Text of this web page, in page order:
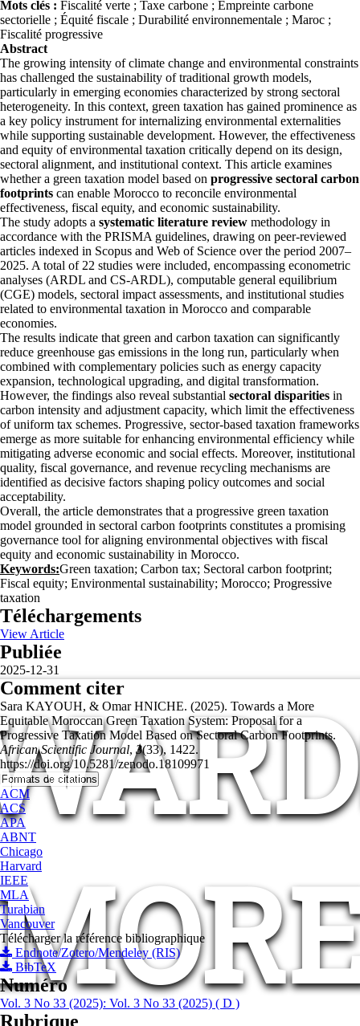
Mots clés : Fiscalité verte ; Taxe carbone ; Empreinte carbone
sectorielle ; Équité fiscale ; Durabilité environnementale ; Maroc ;
Fiscalité progressive
Abstract
The growing intensity of climate change and environmental constraints
has challenged the sustainability of traditional growth models,
particularly in emerging economies characterized by strong sectoral
heterogeneity. In this context, green taxation has gained prominence as
a key policy instrument for internalizing environmental externalities
while supporting sustainable development. However, the effectiveness
and equity of environmental taxation critically depend on its design,
sectoral alignment, and institutional context. This article examines
whether a green taxation model based on progressive sectoral carbon
footprints can enable Morocco to reconcile environmental
effectiveness, fiscal equity, and economic sustainability.
The study adopts a systematic literature review methodology in
accordance with the PRISMA guidelines, drawing on peer-reviewed
articles indexed in Scopus and Web of Science over the period 2007–
2025. A total of 22 studies were included, encompassing econometric
analyses (ARDL and CS-ARDL), computable general equilibrium
(CGE) models, sectoral impact assessments, and institutional studies
related to environmental taxation in Morocco and comparable
economies.
The results indicate that green and carbon taxation can significantly
reduce greenhouse gas emissions in the long run, particularly when
combined with complementary policies such as energy capacity
expansion, technological upgrading, and digital transformation.
However, the findings also reveal substantial sectoral disparities in
carbon intensity and adjustment capacity, which limit the effectiveness
of uniform tax schemes. Progressive, sector-based taxation frameworks
emerge as more suitable for enhancing environmental efficiency while
mitigating adverse economic and social effects. Moreover, institutional
quality, fiscal governance, and revenue recycling mechanisms are
identified as decisive factors shaping policy outcomes and social
acceptability.
Overall, the article demonstrates that a progressive green taxation
model grounded in sectoral carbon footprints constitutes a promising
governance tool for aligning environmental objectives with fiscal
equity and economic sustainability in Morocco.
Keywords:Green taxation; Carbon tax; Sectoral carbon footprint;
Fiscal equity; Environmental sustainability; Morocco; Progressive
taxation
Téléchargements
View Article
Publiée
2025-12-31
Comment citer
Sara KAYOUH, & Omar HNICHE. (2025). Towards a More
Equitable Moroccan Green Taxation System: Proposal for a
Progressive Taxation Model Based on Sectoral Carbon Footprints.
African Scientific Journal, 3(33), 1422.
https://doi.org/10.5281/zenodo.18109971
Formats de citations
ACM
ACS
APA
ABNT
Chicago
Harvard
IEEE
MLA
Turabian
Vancouver
Télécharger la référence bibliographique
Endnote/Zotero/Mendeley (RIS)
BibTeX
Numéro
Vol. 3 No 33 (2025): Vol. 3 No 33 (2025) ( D )
Rubrique